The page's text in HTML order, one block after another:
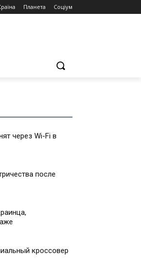
Планета Соціум
через Wi-Fi в
после
кроссовер